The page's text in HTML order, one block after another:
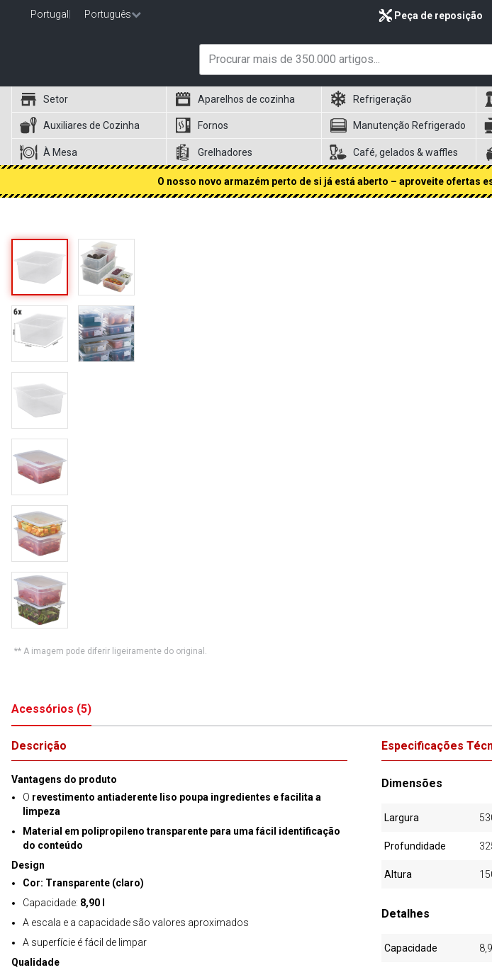
Portugal Português Peça de reposição
Setor Aparelhos de cozinha Refrigeração
Auxiliares de Cozinha Fornos Manutenção Refrigerado
À Mesa Grelhadores Café, gelados & waffles
O nosso novo armazém perto de si já está aberto – aproveite
** A imagem pode diferir ligeiramente do original.
Acessórios (5)
Descrição
Vantagens do produto
O revestimento antiaderente liso poupa ingredientes e facilita a
limpeza
Material em polipropileno transparente para uma fácil identificação
do conteúdo
Design
Cor: Transparente (claro)
Capacidade: 8,90 l
A escala e a capacidade são valores aproximados
A superfície é fácil de limpar
Qualidade
Especificações
Dimensões
Largura
Profundidade
Altura
Detalhes
Capacidade